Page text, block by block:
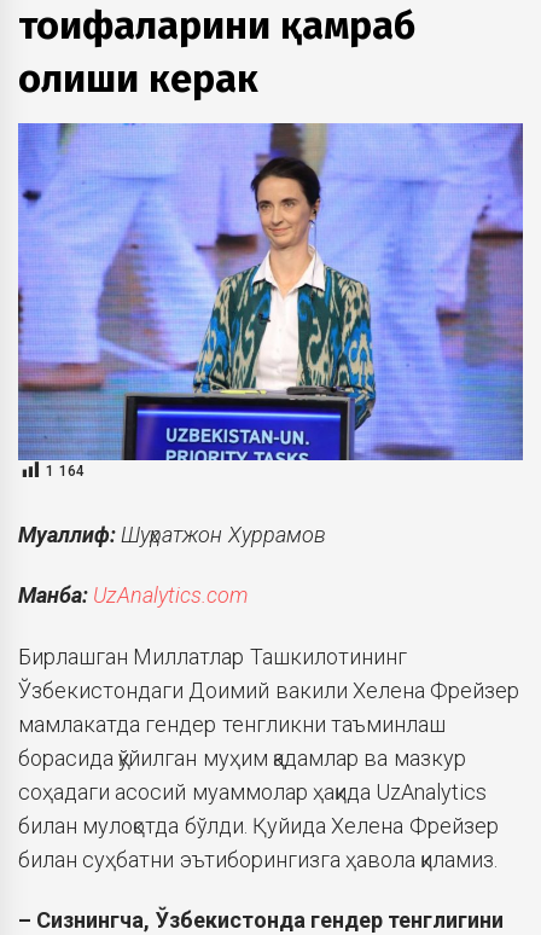
тоифаларини қамраб
олиши керак
1 164
Муаллиф: Шуҳратжон Хуррамов
Манба: UzAnalytics.com
Бирлашган Миллатлар Ташкилотининг
Ўзбекистондаги Доимий вакили Хелена Фрейзер
мамлакатда гендер тенгликни таъминлаш
борасида қўйилган муҳим қадамлар ва мазкур
соҳадаги асосий муаммолар ҳақида UzAnalytics
билан мулоқотда бўлди. Қуйида Хелена Фрейзер
билан суҳбатни эътиборингизга ҳавола қиламиз.
– Сизнингча, Ўзбекистонда гендер тенглигини